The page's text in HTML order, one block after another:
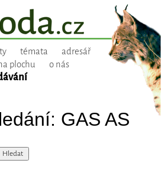
témata
adresář
plochu o nás
GAS AS